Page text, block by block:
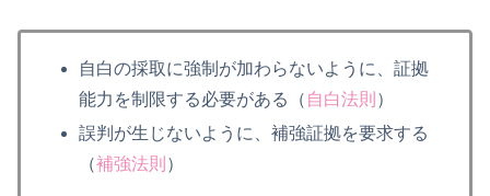
自白の採取に強制が加わらないように、証拠
能力を制限する必要がある（ 自白法則 ）
誤判が生じないように、補強証拠を要求する
（補強法則 ）